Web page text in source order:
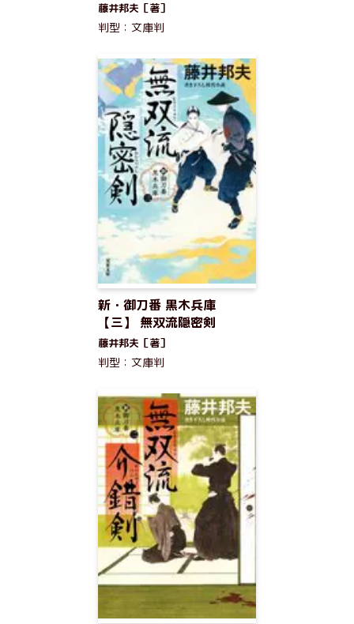
藤井邦夫［著］
判型：文庫判
新・御刀番 黒木兵庫
【三】 無双流隠密剣
藤井邦夫［著］
判型：文庫判